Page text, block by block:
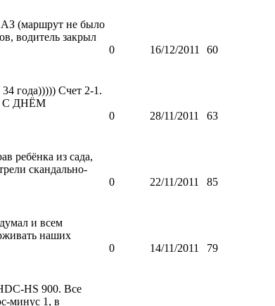
(маршрут не было
водитель закрыл
0 16/12/2011 60
года))))) Счет 2-1.
С ДНЁМ
0 28/11/2011 63
ребёнка из сада,
скандально-
0 22/11/2011 85
и всем
наших
0 14/11/2011 79
HS 900. Все
минус 1, в